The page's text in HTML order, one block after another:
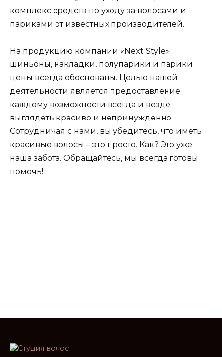
комплекс средств по уходу за волосами и
париками от известных производителей.
На продукцию компании «Next Style»:
шиньоны, накладки, полупарики и парики
цены всегда обоснованы. Целью нашей
деятельности является предоставление
каждому возможности всегда и везде
выглядеть красиво и непринужденно.
Сотрудничая с нами, вы убедитесь, что иметь
красивые волосы – это просто. Как? Это уже
наша забота. Обращайтесь, мы всегда готовы
помочь!